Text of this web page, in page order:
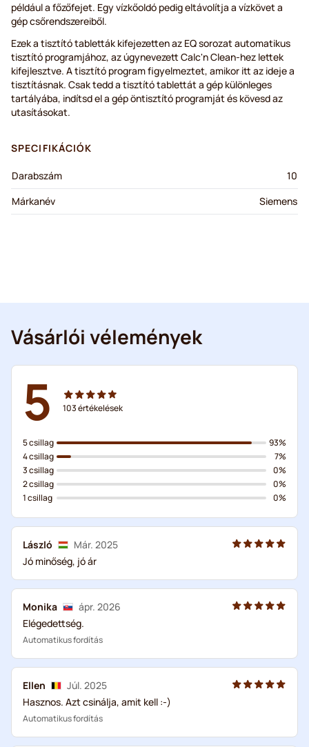
például a főzőfejet. Egy vízkőoldó pedig eltávolítja a vízkövet a
gép csőrendszereiből.
Ezek a tisztító tabletták kifejezetten az EQ sorozat automatikus
tisztító programjához, az úgynevezett Calc'n Clean-hez lettek
kifejlesztve. A tisztító program figyelmeztet, amikor itt az ideje a
tisztításnak. Csak tedd a tisztító tablettát a gép különleges
tartályába, indítsd el a gép öntisztító programját és kövesd az
utasításokat.
SPECIFIKÁCIÓK
Darabszám
10
Márkanév
Siemens
Vásárlói vélemények
5 103értékelések
5 csillag
4 csillag
3 csillag
2 csillag
1 csillag
93%
7%
0%
0%
0%
László
Már. 2025
Jó minőség, jó ár
Monika
ápr. 2026
Elégedettség.
Automatikus fordítás
Ellen
Júl. 2025
Hasznos. Azt csinálja, amit kell :-)
Automatikus fordítás